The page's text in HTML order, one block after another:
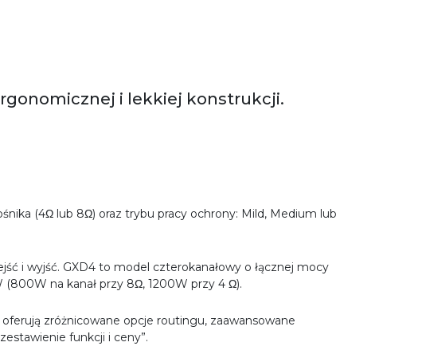
i lekkiej konstrukcji.
(4Ω lub 8Ω) oraz trybu pracy ochrony: Mild, Medium lub
i wyjść. GXD4 to model czterokanałowy o łącznej mocy
na kanał przy 8Ω, 1200W przy 4 Ω).
zróżnicowane opcje routingu, zaawansowane
funkcji i ceny”.